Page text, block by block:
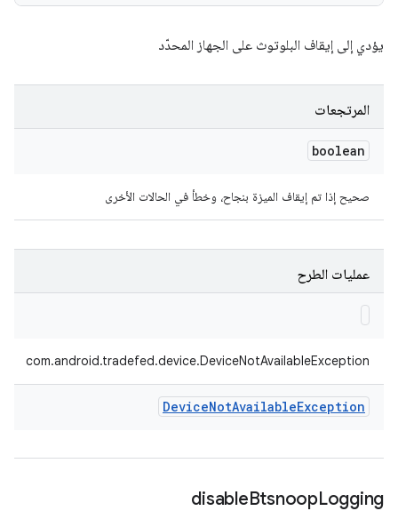
يؤدي إلى إيقاف البلوتوث على الجهاز المحدّد
المرتجعات
boolean
صحيح إذا تم إيقاف الميزة بنجاح، وخطأ في الحالات الأخرى
عمليات الطرح
com.android.tradefed.device.DeviceNotAvailableException
DeviceNotAvailableException
disableBtsnoopLogging